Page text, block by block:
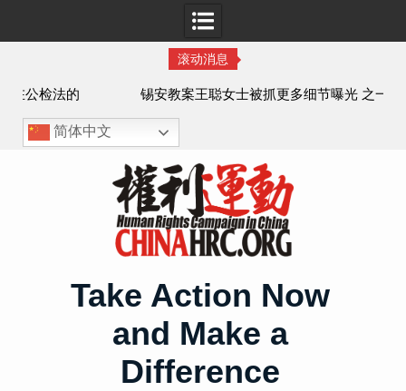
滚动消息
锡安教案王聪女士被抓更多细节曝光 之一
简体中文
Take Action Now
and Make a
Difference